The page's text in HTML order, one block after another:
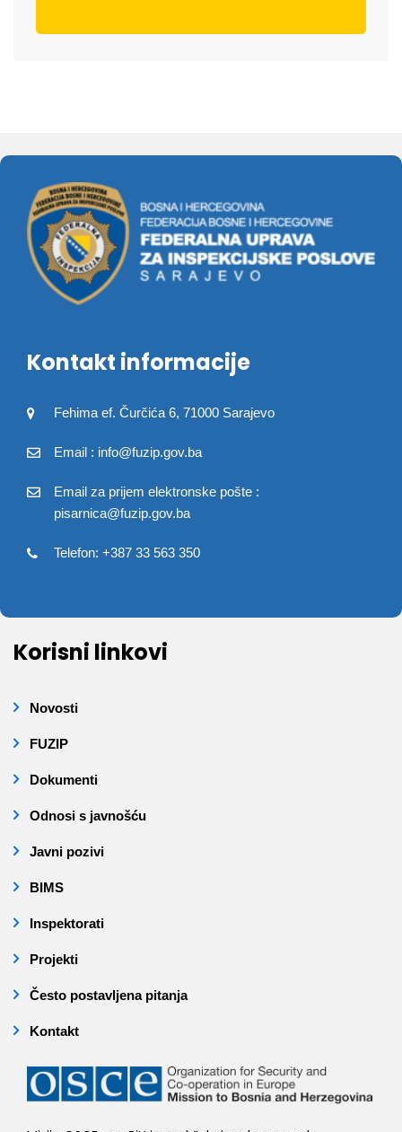
Kontakt informacije
Fehima ef. Čurčića 6, 71000 Sarajevo
Email : info@fuzip.gov.ba
Email za prijem elektronske pošte :
pisarnica@fuzip.gov.ba
Telefon: +387 33 563 350
Korisni linkovi
Novosti
FUZIP
Dokumenti
Odnosi s javnošću
Javni pozivi
BIMS
Inspektorati
Projekti
Često postavljena pitanja
Kontakt